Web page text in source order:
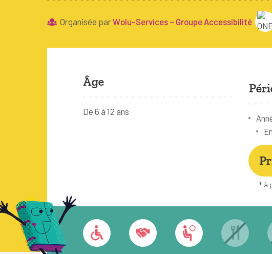
Organisée parWolu-Services – Groupe Accessibilité
Âge
De 6 à 12 ans
* à